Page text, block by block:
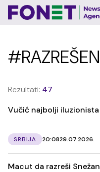
Rezultati: 47
Vučić najbolji iluzionista
SRBIJA 20:0829.07.2026.
Macut da razreši